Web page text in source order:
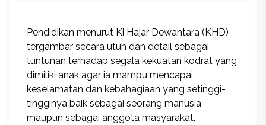
Pendidikan menurut Ki Hajar Dewantara (KHD)
tergambar secara utuh dan detail sebagai
tuntunan terhadap segala kekuatan kodrat yang
dimiliki anak agar ia mampu mencapai
keselamatan dan kebahagiaan yang setinggi-
tingginya baik sebagai seorang manusia
maupun sebagai anggota masyarakat.